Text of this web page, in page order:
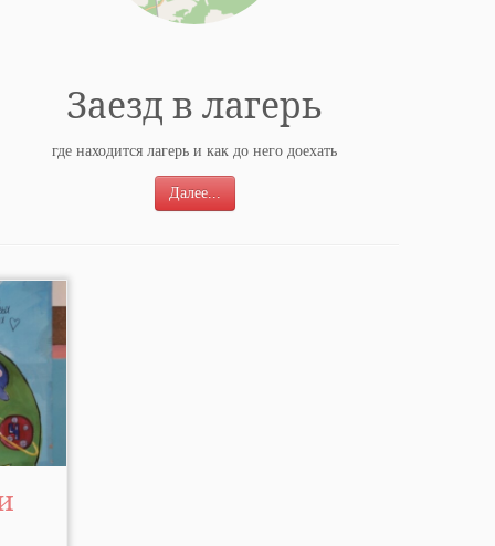
Заезд в лагерь
где находится лагерь и как до него доехать
Далее...